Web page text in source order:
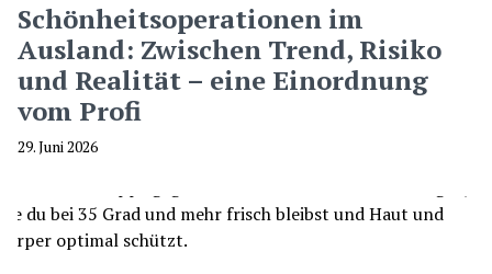
Schönheitsoperationen im
Ausland: Zwischen Trend, Risiko
und Realität – eine Einordnung
vom Profi
29. Juni 2026